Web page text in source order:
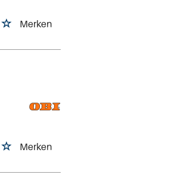
Merken
Merken